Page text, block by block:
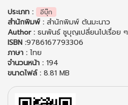
ประเภท : อีบุ๊ก
สำนักพิมพ์ : สำนักพิมพ์ ต้นมะนาว
Author : ธนพันธ์ ชูบุญเปลี่ยนไปเรื่อย ๆ
ISBN :9786167793306
ภาษา : ไทย
จำนวนหน้า : 194
ขนาดไฟล์ : 8.81 MB